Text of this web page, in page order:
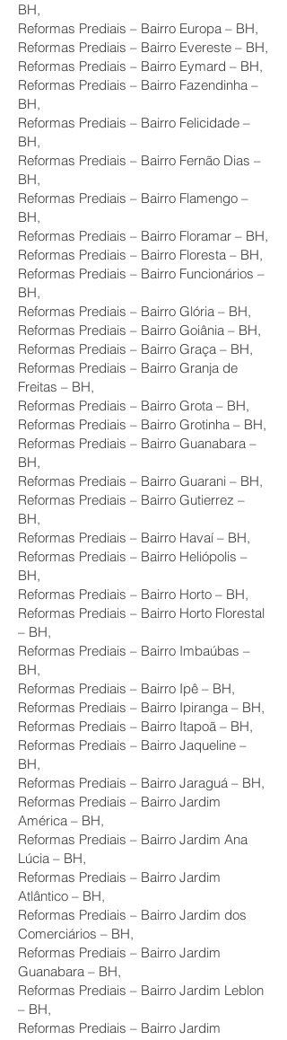
BH,
Reformas Prediais – Bairro Europa – BH,
Reformas Prediais – Bairro Evereste – BH,
Reformas Prediais – Bairro Eymard – BH,
Reformas Prediais – Bairro Fazendinha –
BH,
Reformas Prediais – Bairro Felicidade –
BH,
Reformas Prediais – Bairro Fernão Dias –
BH,
Reformas Prediais – Bairro Flamengo –
BH,
Reformas Prediais – Bairro Floramar – BH,
Reformas Prediais – Bairro Floresta – BH,
Reformas Prediais – Bairro Funcionários –
BH,
Reformas Prediais – Bairro Glória – BH,
Reformas Prediais – Bairro Goiânia – BH,
Reformas Prediais – Bairro Graça – BH,
Reformas Prediais – Bairro Granja de
Freitas – BH,
Reformas Prediais – Bairro Grota – BH,
Reformas Prediais – Bairro Grotinha – BH,
Reformas Prediais – Bairro Guanabara –
BH,
Reformas Prediais – Bairro Guarani – BH,
Reformas Prediais – Bairro Gutierrez –
BH,
Reformas Prediais – Bairro Havaí – BH,
Reformas Prediais – Bairro Heliópolis –
BH,
Reformas Prediais – Bairro Horto – BH,
Reformas Prediais – Bairro Horto Florestal
– BH,
Reformas Prediais – Bairro Imbaúbas –
BH,
Reformas Prediais – Bairro Ipê – BH,
Reformas Prediais – Bairro Ipiranga – BH,
Reformas Prediais – Bairro Itapoã – BH,
Reformas Prediais – Bairro Jaqueline –
BH,
Reformas Prediais – Bairro Jaraguá – BH,
Reformas Prediais – Bairro Jardim
América – BH,
Reformas Prediais – Bairro Jardim Ana
Lúcia – BH,
Reformas Prediais – Bairro Jardim
Atlântico – BH,
Reformas Prediais – Bairro Jardim dos
Comerciários – BH,
Reformas Prediais – Bairro Jardim
Guanabara – BH,
Reformas Prediais – Bairro Jardim Leblon
– BH,
Reformas Prediais – Bairro Jardim